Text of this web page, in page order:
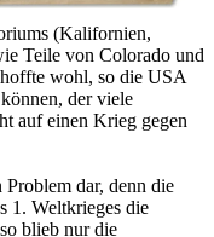
(Kalifornien,
Teile von Colorado und
wohl, so die USA
der viele
auf einen Krieg gegen
Problem dar, denn die
1. Weltkrieges die
blieb nur die